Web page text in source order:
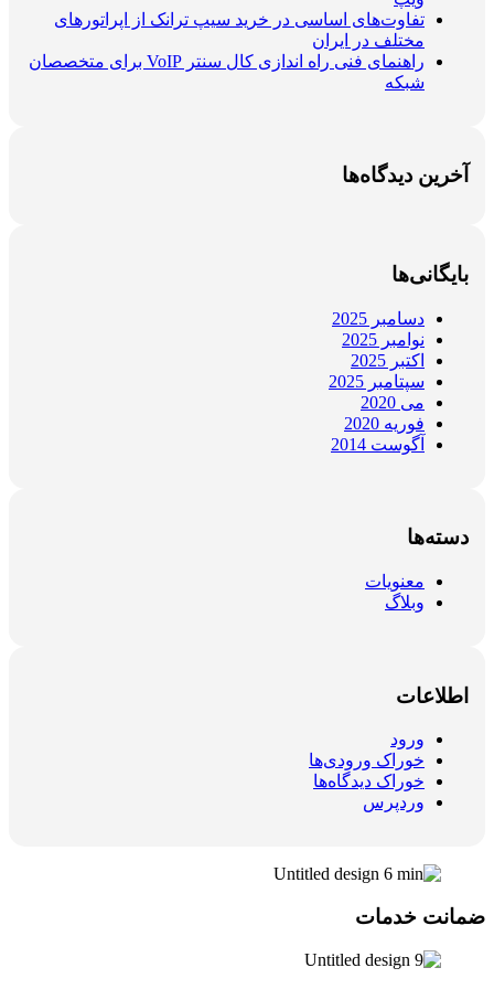
تفاوت‌های اساسی در خرید سیپ ترانک از اپراتورهای
مختلف در ایران
راهنمای فنی راه اندازی کال سنتر VoIP برای متخصصان
شبکه
آخرین دیدگاه‌ها
بایگانی‌ها
دسامبر 2025
نوامبر 2025
اکتبر 2025
سپتامبر 2025
می 2020
فوریه 2020
آگوست 2014
دسته‌ها
معنویات
وبلاگ
اطلاعات
ورود
خوراک ورودی‌ها
خوراک دیدگاه‌ها
وردپرس
ضمانت خدمات